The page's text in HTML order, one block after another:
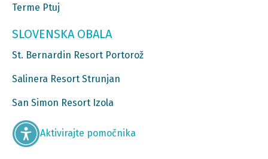
Terme Ptuj
SLOVENSKA OBALA
St. Bernardin Resort Portorož
Salinera Resort Strunjan
San Simon Resort Izola
Aktivirajte pomočnika